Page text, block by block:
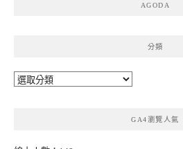
AGODA
分類
分
GA4瀏覽人氣